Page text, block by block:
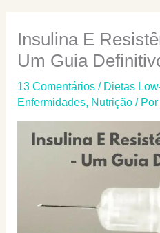
Insulina E
Um Guia
13 Comentários / Dietas
Enfermidades, Nutrição/ Por